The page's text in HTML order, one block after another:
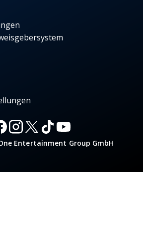
Entertainment Group GmbH